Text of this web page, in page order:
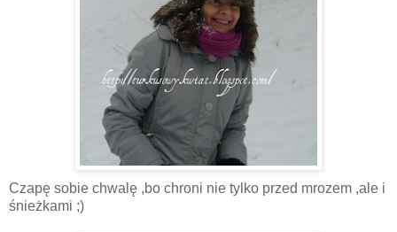
Czapę sobie chwalę ,bo chroni nie tylko przed mrozem ,ale i
śnieżkami ;)